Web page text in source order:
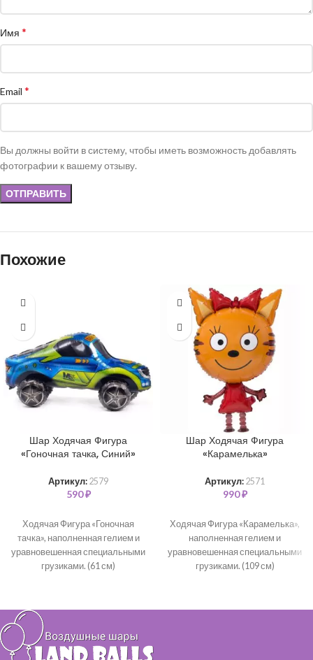
Имя *
Email *
Вы должны войти в систему, чтобы иметь возможность добавлять
фотографии к вашему отзыву.
Похожие
Шар Ходячая Фигура
«Гоночная тачка, Синий»
Артикул: 2579
590₽
Ходячая Фигура «Гоночная
тачка», наполненная гелием и
уравновешенная специальными
грузиками. (61 см)
Шар Ходячая Фигура
«Карамелька»
Артикул: 2571
990₽
Ходячая Фигура «Карамелька»,
наполненная гелием и
уравновешенная специальными
грузиками. (109 см)